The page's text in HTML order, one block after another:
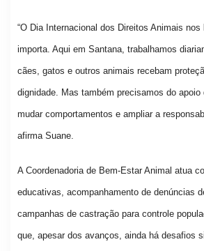
“O Dia Internacional dos Direitos Animais
importa. Aqui em Santana, trabalhamos
cães, gatos e outros animais recebam
dignidade. Mas também precisamos do apoio
mudar comportamentos e ampliar a
afirma Suane.
A Coordenadoria de Bem-Estar Animal atua
educativas, acompanhamento de denúncias
campanhas de castração para controle
que, apesar dos avanços, ainda há desafios